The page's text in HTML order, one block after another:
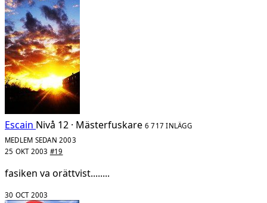
Escain Nivå 12 · Mästerfuskare 6 717 INLÄGG
MEDLEM SEDAN 2003
25 OKT 2003 #19
fasiken va orättvist........
30 OCT 2003